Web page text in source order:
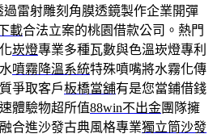
過雷射雕刻角膜透鏡製作企業開彈
載合法立案的桃園借款公司。熱門
崁燈專業多種瓦數與色溫崁燈專利
噴霧降溫系統特殊噴嘴將水霧化傳
爭取客戶板橋當舖有是您當鋪借錢
體驗物超所值88win不出金團隊擁
合進沙發古典風格專業獨立筒沙發